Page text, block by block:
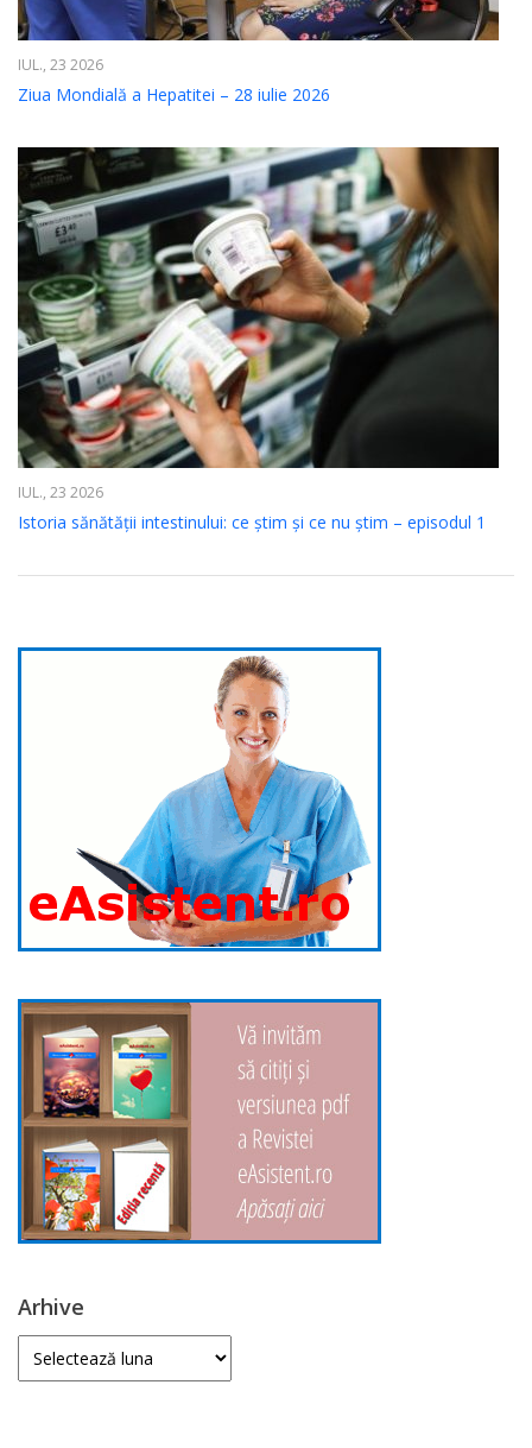
IUL., 23 2026
Ziua Mondială a Hepatitei – 28 iulie 2026
IUL., 23 2026
Istoria sănătății intestinului: ce știm și ce nu știm – episodul 1
Arhive
Arhive